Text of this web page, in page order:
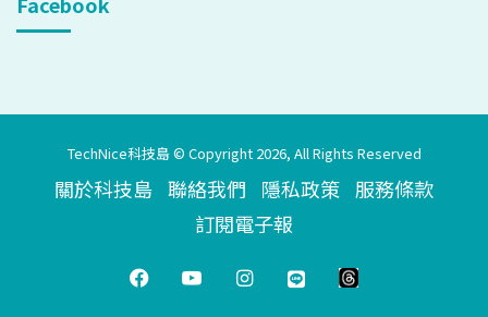
TechNice科技島 © Copyright 2026, All Rights Reserved
關於科技島 聯絡我們 隱私政策 服務條款
訂閱電子報